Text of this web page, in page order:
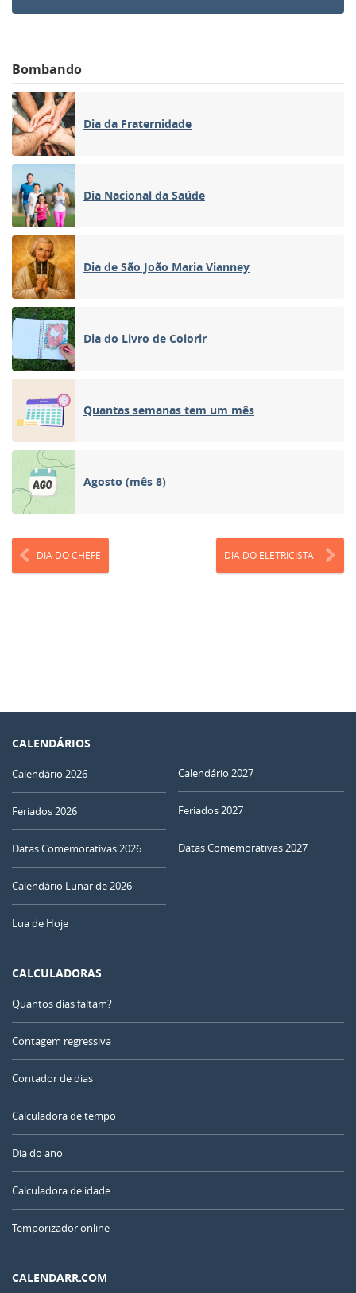
Bombando
Dia da Fraternidade
Dia Nacional da Saúde
Dia de São João Maria Vianney
Dia do Livro de Colorir
Quantas semanas tem um mês
Agosto (mês 8)
DIA DO CHEFE DIA DO ELETRICISTA
CALENDÁRIOS
Calendário 2026
Feriados 2026
Datas Comemorativas 2026
Calendário Lunar de 2026
Lua de Hoje
Calendário 2027
Feriados 2027
Datas Comemorativas 2027
CALCULADORAS
Quantos dias faltam?
Contagem regressiva
Contador de dias
Calculadora de tempo
Dia do ano
Calculadora de idade
Temporizador online
CALENDARR.COM